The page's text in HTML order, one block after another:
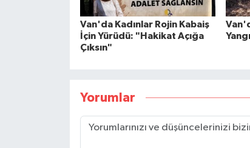
Van'da Kadınlar Rojin Kabaiş
İçin Yürüdü: "Hakikat Açığa
Çıksın"
Yorumlar